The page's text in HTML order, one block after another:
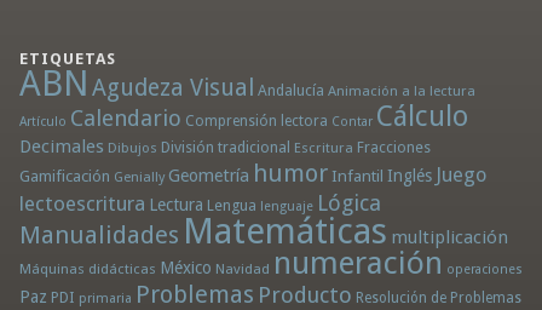
ETIQUETAS
ABN Agudeza Visual Andalucía Animación a la lectura
Artículo Calendario Comprensión lectora Contar Cálculo
Decimales Dibujos División tradicional Escritura Fracciones
Gamificación Genially Geometría humor Infantil Inglés Juego
lectoescritura Lectura Lengua lenguaje Lógica
Manualidades Matemáticas multiplicación
Máquinas didácticas México Navidad numeración operaciones
Paz PDI primaria Problemas Producto Resolución de Problemas